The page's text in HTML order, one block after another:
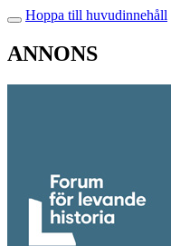
Hoppa till huvudinnehåll
ANNONS